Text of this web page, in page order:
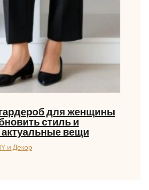
для женщины
стиль и
вещи
и Декор